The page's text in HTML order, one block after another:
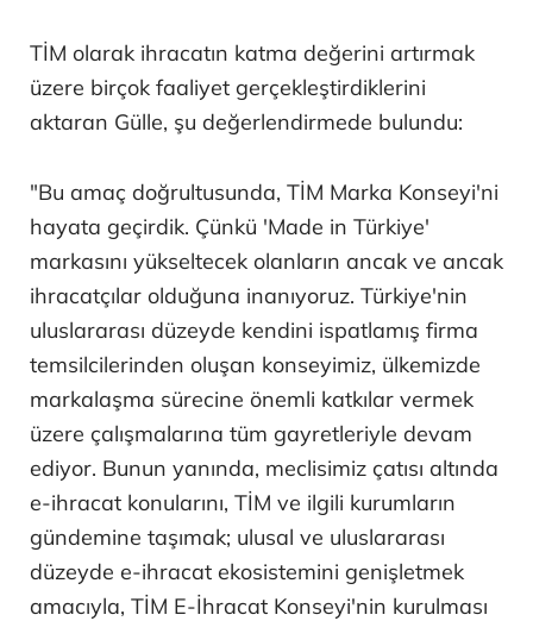
TİM olarak ihracatın katma değerini artırmak
üzere birçok faaliyet gerçekleştirdiklerini
aktaran Gülle, şu değerlendirmede bulundu:
"Bu amaç doğrultusunda, TİM Marka Konseyi'ni
hayata geçirdik. Çünkü 'Made in Türkiye'
markasını yükseltecek olanların ancak ve ancak
ihracatçılar olduğuna inanıyoruz. Türkiye'nin
uluslararası düzeyde kendini ispatlamış firma
temsilcilerinden oluşan konseyimiz, ülkemizde
markalaşma sürecine önemli katkılar vermek
üzere çalışmalarına tüm gayretleriyle devam
ediyor. Bunun yanında, meclisimiz çatısı altında
e-ihracat konularını, TİM ve ilgili kurumların
gündemine taşımak; ulusal ve uluslararası
düzeyde e-ihracat ekosistemini genişletmek
amacıyla, TİM E-İhracat Konseyi'nin kurulması